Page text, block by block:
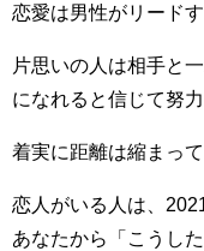
恋愛は男性がリード
片思いの人は相手と
になれると信じて努
着実に距離は縮まって
恋人がいる人は、
あなたから「こうし